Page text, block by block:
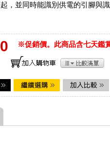
，並同時能識別供電的引腳與識
※促銷價。此商品含七天鑑